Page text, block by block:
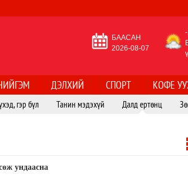
БААСАН
2026-08-07
ДЭЛХИЙ СПОРТ КОФЕ
гэр бүл Танин мэдэхүй Далд ертөнц
ундаасна